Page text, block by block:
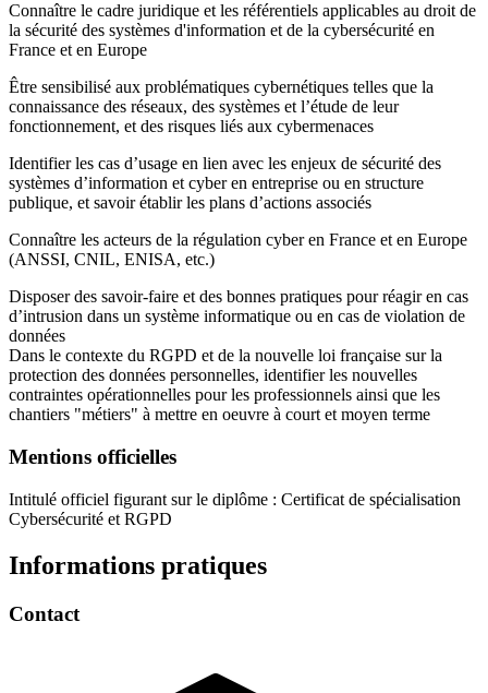
Connaître le cadre juridique et les référentiels applicables au droit de
la sécurité des systèmes d'information et de la cybersécurité en
France et en Europe
Être sensibilisé aux problématiques cybernétiques telles que la
connaissance des réseaux, des systèmes et l’étude de leur
fonctionnement, et des risques liés aux cybermenaces
Identifier les cas d’usage en lien avec les enjeux de sécurité des
systèmes d’information et cyber en entreprise ou en structure
publique, et savoir établir les plans d’actions associés
Connaître les acteurs de la régulation cyber en France et en Europe
(ANSSI, CNIL, ENISA, etc.)
Disposer des savoir-faire et des bonnes pratiques pour réagir en cas
d’intrusion dans un système informatique ou en cas de violation de
données
Dans le contexte du RGPD et de la nouvelle loi française sur la
protection des données personnelles, identifier les nouvelles
contraintes opérationnelles pour les professionnels ainsi que les
chantiers "métiers" à mettre en oeuvre à court et moyen terme
Mentions officielles
Intitulé officiel figurant sur le diplôme : Certificat de spécialisation
Cybersécurité et RGPD
Informations pratiques
Contact